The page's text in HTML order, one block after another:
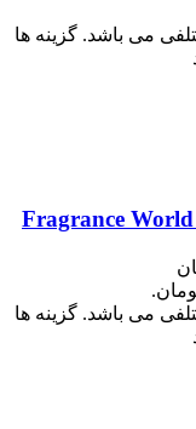
می باشد. گزینه ها
می باشد. گزینه ها